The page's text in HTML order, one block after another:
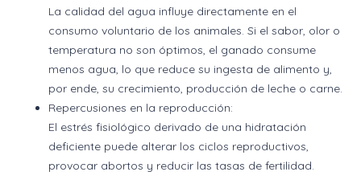
La calidad del agua influye directamente en el
consumo voluntario de los animales. Si el sabor, olor o
temperatura no son óptimos, el ganado consume
menos agua, lo que reduce su ingesta de alimento y,
por ende, su crecimiento, producción de leche o carne.
Repercusiones en la reproducción:
El estrés fisiológico derivado de una hidratación
deficiente puede alterar los ciclos reproductivos,
provocar abortos y reducir las tasas de fertilidad.